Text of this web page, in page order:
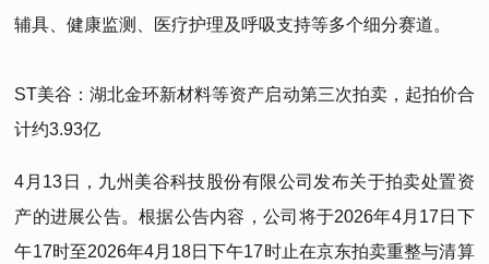
辅具、健康监测、医疗护理及呼吸支持等多个细分赛道。
ST美谷：湖北金环新材料等资产启动第三次拍卖，起拍价合
计约3.93亿
4月13日，九州美谷科技股份有限公司发布关于拍卖处置资
产的进展公告。根据公告内容，公司将于2026年4月17日下
午17时至2026年4月18日下午17时止在京东拍卖重整与清算